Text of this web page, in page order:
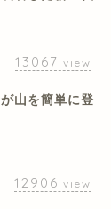
13067 view
山を簡単に登
12906 view